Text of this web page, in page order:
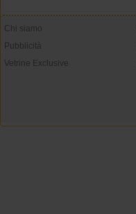
Chi siamo
Pubblicità
Vetrine Exclusive